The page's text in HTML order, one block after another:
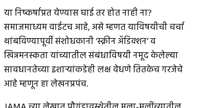
या निष्कर्षाप्रत येण्यास घाई तर होत नाही ना?
समाजमाध्यम वाईटच आहे, असे म्हणत याविषयीची चर्चा
थांबविण्यापूर्वी संशोधकानी ‘स्क्रीन अ‍ॅडिक्शन’ व
खिन्नमनस्कता यांच्यातील संबंधाविषयी नमूद केलेल्या
सावधानतेच्या इशार्‍यांकडेही लक्ष वेधणे तितकेच गरजेचे
आहे म्हणून हा लेखनप्रपंच.